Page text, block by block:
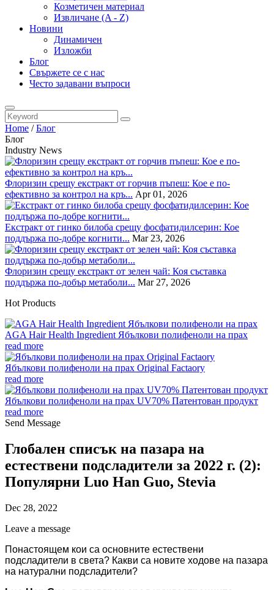
Козметичен материал
Извличане (A - Z)
Новини
Динамичен
Изложби
Блог
Свържете се с нас
Често задавани въпроси
Home /Блог
Блог
Industry News
Флоризин срещу екстракт от горчив пъпеш: Кое е по-
ефективно за контрол на кръ... Apr 01, 2026
Екстракт от гинко билоба срещу фосфатидилсерин: Кое
поддържа по-добре когнити... Mar 23, 2026
Флоризин срещу екстракт от зелен чай: Коя съставка
поддържа по-добър метаболи... Mar 27, 2026
Hot Products
AGA Hair Health Ingredient Ябълкови полифеноли на прах
read more
Ябълкови полифеноли на прах Original Factaory
read more
Ябълкови полифеноли на прах UV70% Патентован продукт
read more
Send Message
Глобален списък на пазара на
естествени подсладители за 2022 г. (2):
Популярни Luo Han Guo, Stevia
Dec 28, 2022
Leave a message
Понастоящем кои са основните естествени
подсладители в света? Какви са новите ходове на пазара
на натурални подсладители?